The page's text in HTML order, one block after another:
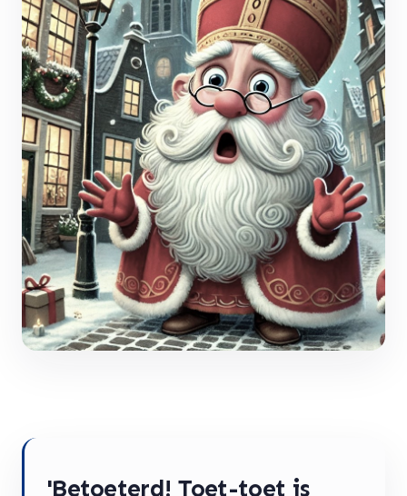
'Betoeterd! Toet-toet is